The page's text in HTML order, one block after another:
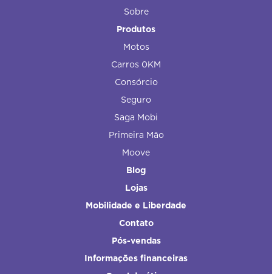
Sobre
Produtos
Motos
Carros 0KM
Consórcio
Seguro
Saga Mobi
Primeira Mão
Moove
Blog
Lojas
Mobilidade e Liberdade
Contato
Pós-vendas
Informações financeiras